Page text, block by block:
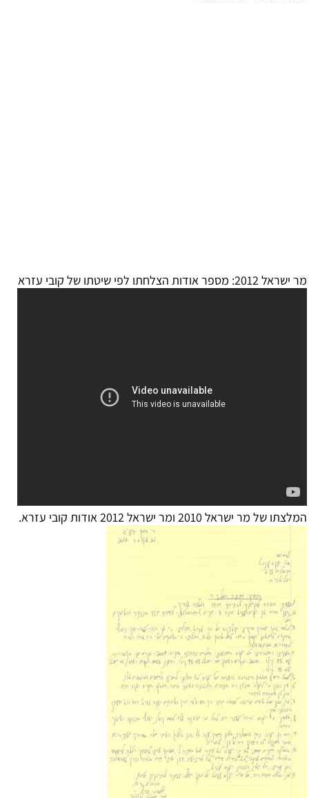
לפי שיטתו של קובי עזרא
2010 ומר ישראל 2012 אודות קובי עזרא.